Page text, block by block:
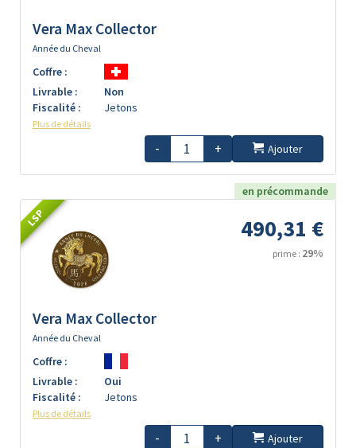
Vera Max Collector
Année du Cheval
Coffre :
Livrable :
Non
Fiscalité :
Jetons
Plus de détails
- + Ajouter
en précommande
LSP 490,31 €
prime : 29%
Vera Max Collector
Année du Cheval
Coffre :
Livrable :
Oui
Fiscalité :
Jetons
Plus de détails
- + Ajouter